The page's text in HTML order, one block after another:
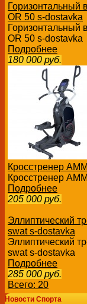
Горизонтальный
OR 50 s-dostavka
Горизонтальный
OR 50 s-dostavka
Подробнее
180 000 руб.
Кросстренер
Кросстренер
Подробнее
205 000 руб.
Эллиптический
swat s-dostavka
Эллиптический
swat s-dostavka
Подробнее
285 000 руб.
Всего: 20
Новости Спорта